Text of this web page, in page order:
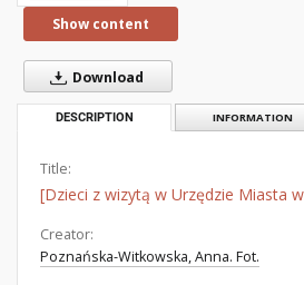
Show content
Download
DESCRIPTION INFORMATION
Title:
[Dzieci z wizytą w Urzędzie Miasta
Creator:
Poznańska-Witkowska, Anna. Fot.